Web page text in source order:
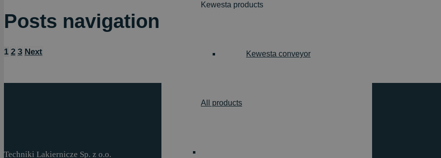
Kewesta products
Kewesta conveyor
All products
Posts navigation
1 2 3 Next
Techniki Lakiernicze Sp. z o.o.